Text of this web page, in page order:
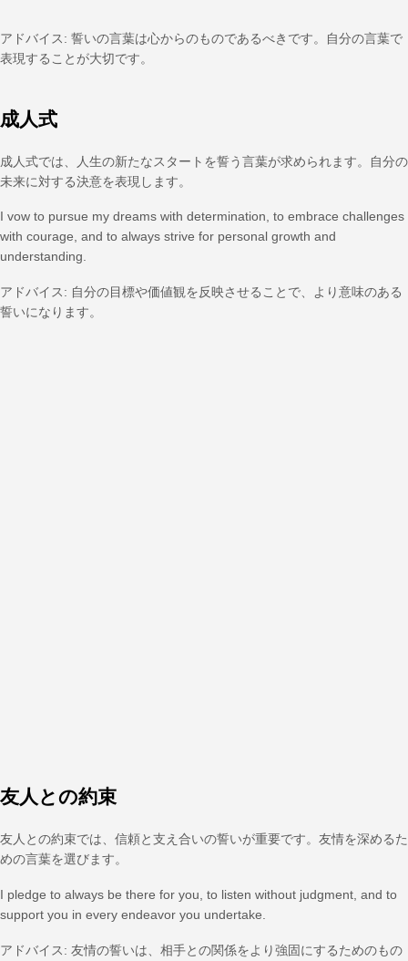
アドバイス: 誓いの言葉は心からのものであるべきです。自分の言葉で
表現することが大切です。
成人式
成人式では、人生の新たなスタートを誓う言葉が求められます。自分の
未来に対する決意を表現します。
I vow to pursue my dreams with determination, to embrace challenges
with courage, and to always strive for personal growth and
understanding.
アドバイス: 自分の目標や価値観を反映させることで、より意味のある
誓いになります。
友人との約束
友人との約束では、信頼と支え合いの誓いが重要です。友情を深めるた
めの言葉を選びます。
I pledge to always be there for you, to listen without judgment, and to
support you in every endeavor you undertake.
アドバイス: 友情の誓いは、相手との関係をより強固にするためのもの